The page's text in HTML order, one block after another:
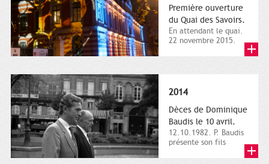
Première ouverture
du Quai des Savoirs.
En attendant le quai.
22 novembre 2015.
2014
Dèces de Dominique
Baudis le 10 avril.
12.10.1982. P. Baudis
présente son fils